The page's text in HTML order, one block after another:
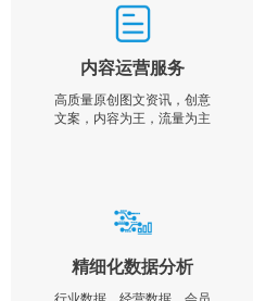
内容运营服务
高质量原创图文资讯，创意
文案，内容为王，流量为主
精细化数据分析